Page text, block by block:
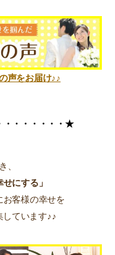
声をお届け♪♪
・・・・・・★
、
にする」
お客様の幸せを
ています♪♪